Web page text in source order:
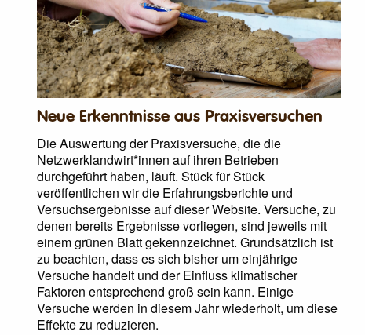
Neue Erkenntnisse aus Praxisversuchen
Die Auswertung der Praxisversuche, die die
Netzwerklandwirt*innen auf ihren Betrieben
durchgeführt haben, läuft. Stück für Stück
veröffentlichen wir die Erfahrungsberichte und
Versuchsergebnisse auf dieser Website. Versuche, zu
denen bereits Ergebnisse vorliegen, sind jeweils mit
einem grünen Blatt gekennzeichnet. Grundsätzlich ist
zu beachten, dass es sich bisher um einjährige
Versuche handelt und der Einfluss klimatischer
Faktoren entsprechend groß sein kann. Einige
Versuche werden in diesem Jahr wiederholt, um diese
Effekte zu reduzieren.